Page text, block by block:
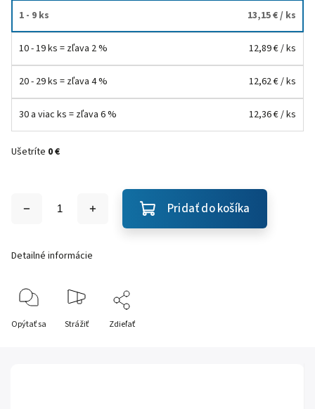
1 - 9 ks 13,15 €/ ks
10 - 19 ks = zľava 2 % 12,89 €/ ks
20 - 29 ks = zľava 4 % 12,62 €/ ks
30 a viac ks = zľava 6 % 12,36 €/ ks
Ušetríte 0 €
Pridať do košíka
Detailné informácie
Opýtať sa Strážiť Zdieľať